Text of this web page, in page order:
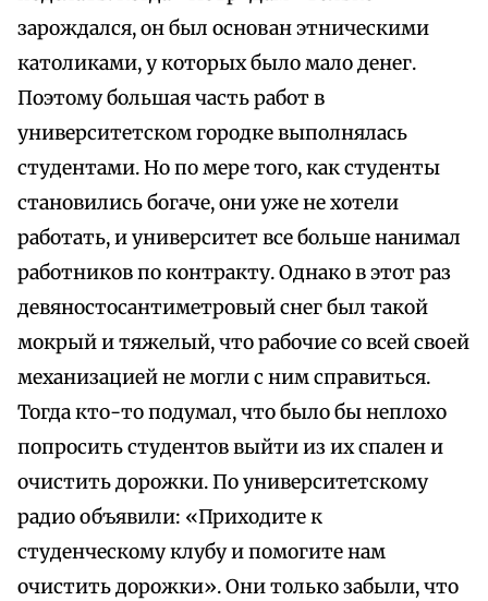
зарождался, он был основан этническими
католиками, у которых было мало денег.
Поэтому большая часть работ в
университетском городке выполнялась
студентами. Но по мере того, как студенты
становились богаче, они уже не хотели
работать, и университет все больше нанимал
работников по контракту. Однако в этот раз
девяностосантиметровый снег был такой
мокрый и тяжелый, что рабочие со всей своей
механизацией не могли с ним справиться.
Тогда кто-то подумал, что было бы неплохо
попросить студентов выйти из их спален и
очистить дорожки. По университетскому
радио объявили: «Приходите к
студенческому клубу и помогите нам
очистить дорожки». Они только забыли, что